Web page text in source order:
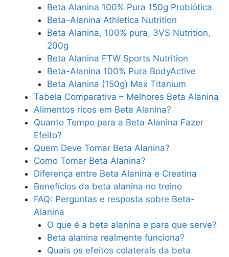
Beta Alanina 100% Pura 150g Probiótica
Beta-Alanina Athletica Nutrition
Beta Alanina, 100% pura, 3VS Nutrition,
200g
Beta Alanina FTW Sports Nutrition
Beta-Alanina 100% Pura BodyActive
Beta Alanina (150g) Max Titanium
Tabela Comparativa – Melhores Beta Alanina
Alimentos ricos em Beta Alanina?
Quanto Tempo para a Beta Alanina Fazer
Efeito?
Quem Deve Tomar Beta Alanina?
Como Tomar Beta Alanina?
Diferença entre Beta Alanina e Creatina
Benefícios da beta alanina no treino
FAQ: Perguntas e resposta sobre Beta-
Alanina
O que é a beta alanina e para que serve?
Beta alanina realmente funciona?
Quais os efeitos colaterais da beta